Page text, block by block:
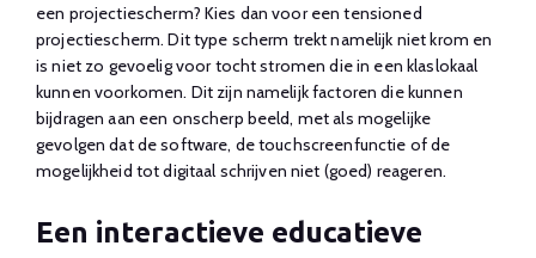
een projectiescherm? Kies dan voor een tensioned
projectiescherm. Dit type scherm trekt namelijk niet krom en
is niet zo gevoelig voor tocht stromen die in een klaslokaal
kunnen voorkomen. Dit zijn namelijk factoren die kunnen
bijdragen aan een onscherp beeld, met als mogelijke
gevolgen dat de software, de touchscreenfunctie of de
mogelijkheid tot digitaal schrijven niet (goed) reageren.
Een interactieve educatieve